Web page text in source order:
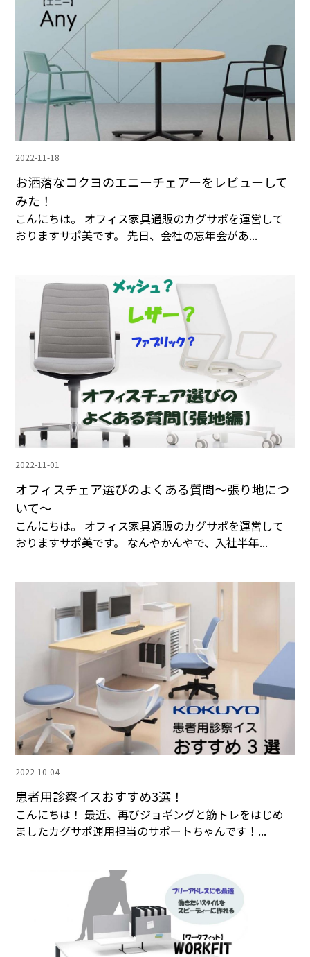
2022-11-18
お洒落なコクヨのエニーチェアーをレビューして
みた！
こんにちは。 オフィス家具通販のカグサポを運営して
おりますサポ美です。 先日、会社の忘年会があ...
2022-11-01
オフィスチェア選びのよくある質問～張り地につ
いて～
こんにちは。 オフィス家具通販のカグサポを運営して
おりますサポ美です。 なんやかんやで、入社半年...
2022-10-04
患者用診察イスおすすめ3選！
こんにちは！ 最近、再びジョギングと筋トレをはじめ
ましたカグサポ運用担当のサポートちゃんです！...